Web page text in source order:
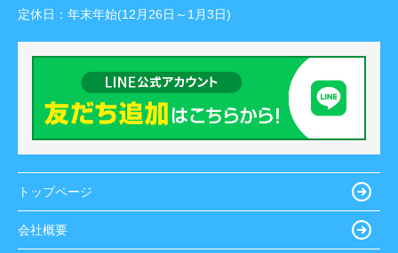
定休日： 年末年始(12月26日～1月3日)
トップページ
会社概要